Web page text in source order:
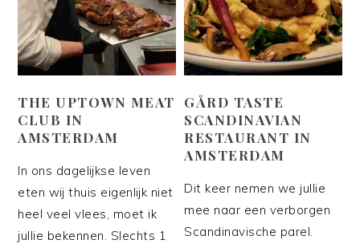
THE UPTOWN MEAT
CLUB IN
AMSTERDAM
In ons dagelijkse leven
eten wij thuis eigenlijk niet
heel veel vlees, moet ik
jullie bekennen. Slechts 1
GÅRD TASTE
SCANDINAVIAN
RESTAURANT IN
AMSTERDAM
Dit keer nemen we jullie
mee naar een verborgen
Scandinavische parel.